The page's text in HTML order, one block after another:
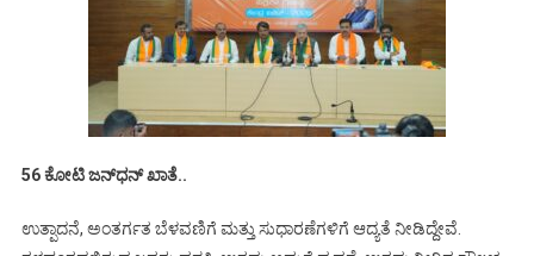
56 ಕೋಟಿ ಜನ್‍ಧನ್ ಖಾತೆ..
ಉತ್ಪಾದನೆ, ಅಂತರ್ಗತ ಬೆಳವಣಿಗೆ ಮತ್ತು ಸುಧಾರಣೆಗಳಿಗೆ ಆದ್ಯತೆ ನೀಡಿದ್ದೇವೆ.